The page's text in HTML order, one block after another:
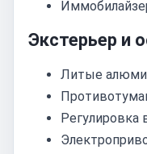
Экстерьер и
Литые